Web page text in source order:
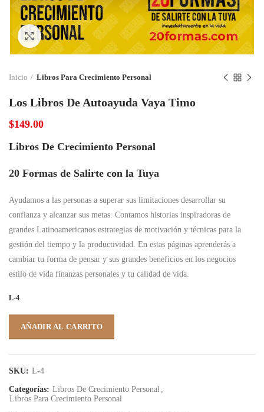
Click to enlarge
Inicio Libros Para Crecimiento Personal
Los Libros De Autoayuda Vaya Timo
$149.00
Libros De Crecimiento Personal
20 Formas de Salirte con la Tuya
Ayudamos a las personas a superar sus limitaciones desarrollar su
confianza y alcanzar sus metas. Contamos historias inspiradoras de
grandes Latinoamericanos estrategias de motivación y técnicas para la
gestión del tiempo y la productividad. En estas páginas aprenderás a
cambiar tu forma de pensar y sus grandes beneficios en los negocios
estilo de vida finanzas personales y tu calidad de vida.
L-4
AÑADIR AL CARRITO
SKU: L-4
Categorías: Libros De Crecimiento Personal ,
Libros Para Crecimiento Personal